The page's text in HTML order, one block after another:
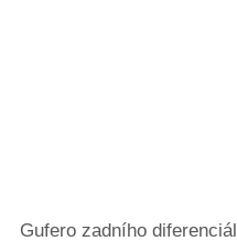
Gufero zadního